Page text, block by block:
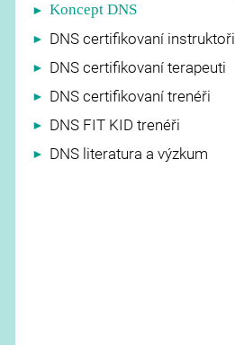
► Koncept DNS
► DNS certifikovaní instruktoři
► DNS certifikovaní terapeuti
► DNS certifikovaní trenéři
► DNS FIT KID trenéři
► DNS literatura a výzkum